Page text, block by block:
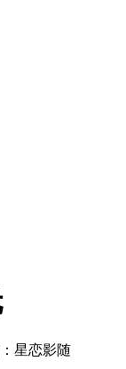
星恋影随